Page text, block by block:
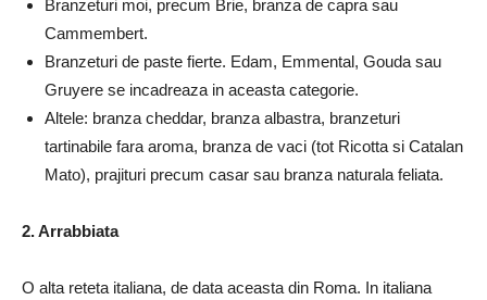
Branzeturi moi, precum Brie, branza de capra sau
Cammembert.
Branzeturi de paste fierte. Edam, Emmental, Gouda sau
Gruyere se incadreaza in aceasta categorie.
Altele: branza cheddar, branza albastra, branzeturi
tartinabile fara aroma, branza de vaci (tot Ricotta si Catalan
Mato), prajituri precum casar sau branza naturala feliata.
2. Arrabbiata
O alta reteta italiana, de data aceasta din Roma. In italiana